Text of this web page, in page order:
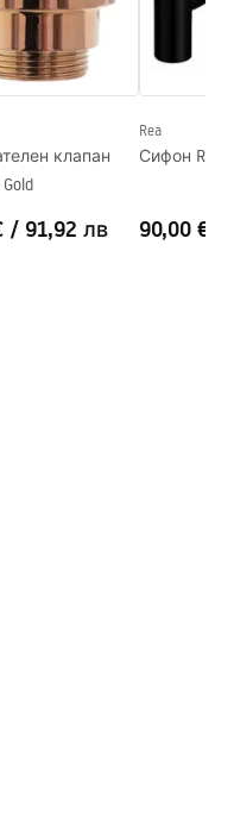
mm
mm
mm
_5.pdf
клапан
/ 91,92 лв
Rea
Сифон REA
90,00 €